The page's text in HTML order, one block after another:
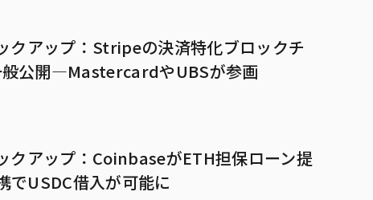
クアップ：Stripeの決済特化ブロックチ
般公開—MastercardやUBSが参画
クアップ：CoinbaseがETH担保ローン提
USDC借入が可能に